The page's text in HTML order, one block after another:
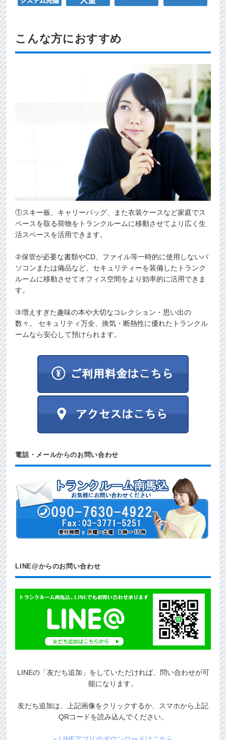
こんな方におすすめ
①スキー板、キャリーバッグ、また衣装ケースなど家庭でス
ペースを取る荷物をトランクルームに移動させてより広く生
活スペースを活用できます。
②保管が必要な書類やCD、ファイル等一時的に使用しないパ
ソコンまたは備品など、セキュリティーを装備したトランク
ルームに移動させてオフィス空間をより効率的に活用できま
す。
③増えすぎた趣味の本や大切なコレクション・思い出の
数々。 セキュリティ万全、換気・断熱性に優れたトランクル
ームなら安心して預けられます。
電話・メールからのお問い合わせ
LINE@からのお問い合わせ
LINEの「友だち追加」をしていただければ、問い合わせが可
能になります。
友だち追加は、上記画像をクリックするか、スマホから上記
QRコードを読み込んでください。